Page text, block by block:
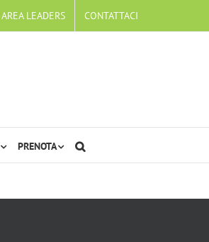
AREA LEADERS CONTATTACI
PRENOTA